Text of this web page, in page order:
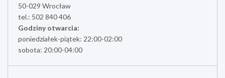
50-029 Wrocław
tel.: 502 840 406
Godziny otwarcia:
poniedziałek-piątek: 22:00-02:00
sobota: 20:00-04:00